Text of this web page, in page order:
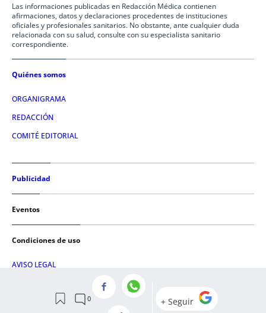
Las informaciones publicadas en Redacción Médica contienen
afirmaciones, datos y declaraciones procedentes de instituciones
oficiales y profesionales sanitarios. No obstante, ante cualquier duda
relacionada con su salud, consulte con su especialista sanitario
correspondiente.
Quiénes somos
ORGANIGRAMA
REDACCIÓN
COMITÉ EDITORIAL
Publicidad
Eventos
Condiciones de uso
AVISO LEGAL
POLÍTICA DE COOKIES